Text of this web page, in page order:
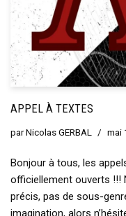
APPEL À TEXTES
parNicolas GERBAL mai
Bonjour à tous, les
officiellement ouverts !!!
précis, pas de sous-
imagination, alors